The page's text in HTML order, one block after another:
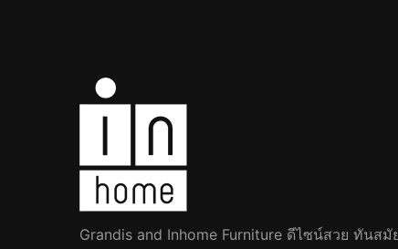
Grandis and Inhome Furniture ดีไซน์สวย ทันสมั